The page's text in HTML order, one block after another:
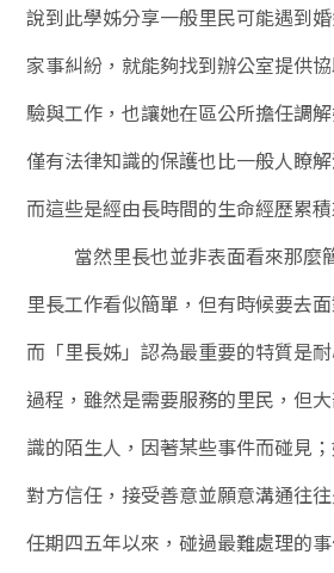
說到此學姊分享一般里民可能遇到
家事糾紛，就能夠找到辦公室提供
驗與工作，也讓她在區公所擔任調
僅有法律知識的保護也比一般人瞭
而這些是經由長時間的生命經歷累積
當然里長也並非表面看來那麼
里長工作看似簡單，但有時候要去
而「里長姊」認為最重要的特質是
過程，雖然是需要服務的里民，但
識的陌生人，因著某些事件而碰見
對方信任，接受善意並願意溝通往
任期四五年以來，碰過最難處理的